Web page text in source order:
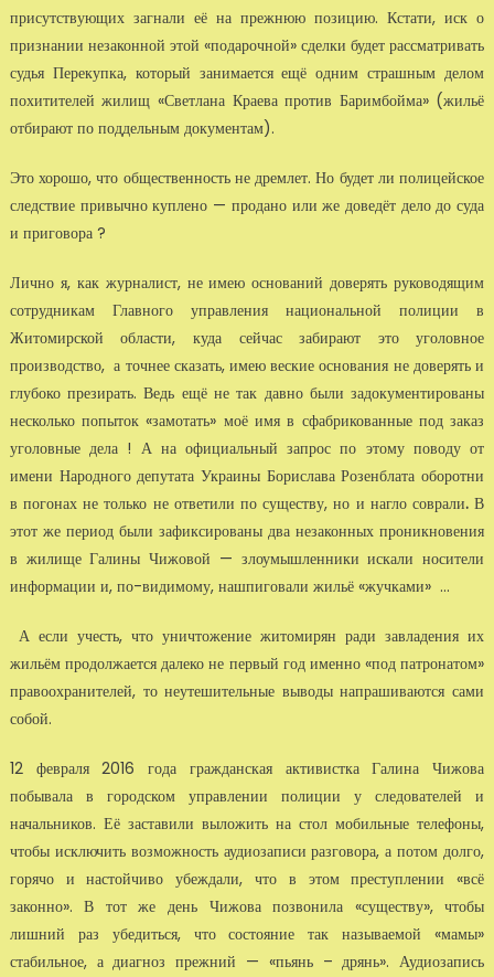
присутствующих загнали её на прежнюю позицию. Кстати, иск о
признании незаконной этой «подарочной» сделки будет рассматривать
судья Перекупка, который занимается ещё одним страшным делом
похитителей жилищ «Светлана Краева против Баримбойма» (жильё
отбирают по поддельным документам).
Это хорошо, что общественность не дремлет. Но будет ли полицейское
следствие привычно куплено — продано или же доведёт дело до суда
и приговора ?
Лично я, как журналист, не имею оснований доверять руководящим
сотрудникам Главного управления национальной полиции в
Житомирской области, куда сейчас забирают это уголовное
производство, а точнее сказать, имею веские основания не доверять и
глубоко презирать. Ведь ещё не так давно были задокументированы
несколько попыток «замотать» моё имя в сфабрикованные под заказ
уголовные дела ! А на официальный запрос по этому поводу от
имени Народного депутата Украины Борислава Розенблата оборотни
в погонах не только не ответили по существу, но и нагло соврали.В
этот же период были зафиксированы два незаконных проникновения
в жилище Галины Чижовой — злоумышленники искали носители
информации и, по-видимому, нашпиговали жильё «жучками» ...
А если учесть, что уничтожение житомирян ради завладения их
жильём продолжается далеко не первый год именно «под патронатом»
правоохранителей, то неутешительные выводы напрашиваются сами
собой.
12 февраля 2016 года гражданская активистка Галина Чижова
побывала в городском управлении полиции у следователей и
начальников. Её заставили выложить на стол мобильные телефоны,
чтобы исключить возможность аудиозаписи разговора, а потом долго,
горячо и настойчиво убеждали, что в этом преступлении «всё
законно». В тот же день Чижова позвонила «существу», чтобы
лишний раз убедиться, что состояние так называемой «мамы»
стабильное, а диагноз прежний — «пьянь – дрянь». Аудиозапись